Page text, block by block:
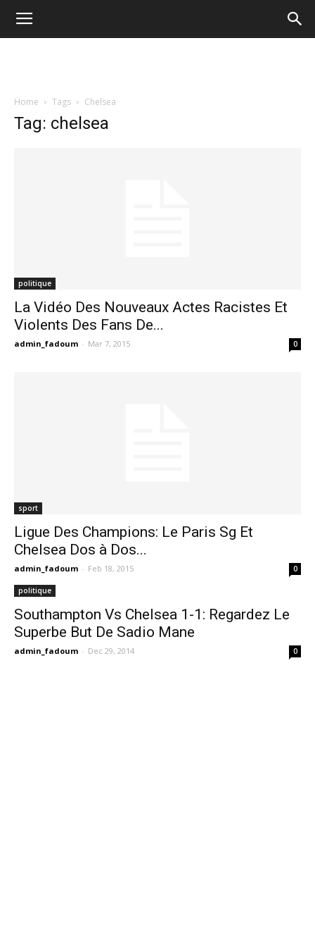
Home Tags Chelsea
Tag: chelsea
politique
La Vidéo Des Nouveaux Actes Racistes Et
Violents Des Fans De...
admin_fadoum - Mar 7, 2015 0
sport
Ligue Des Champions: Le Paris Sg Et
Chelsea Dos à Dos...
admin_fadoum - Feb 18, 2015 0
politique
Southampton Vs Chelsea 1-1: Regardez Le
Superbe But De Sadio Mane
admin_fadoum - Dec 29, 2014 0